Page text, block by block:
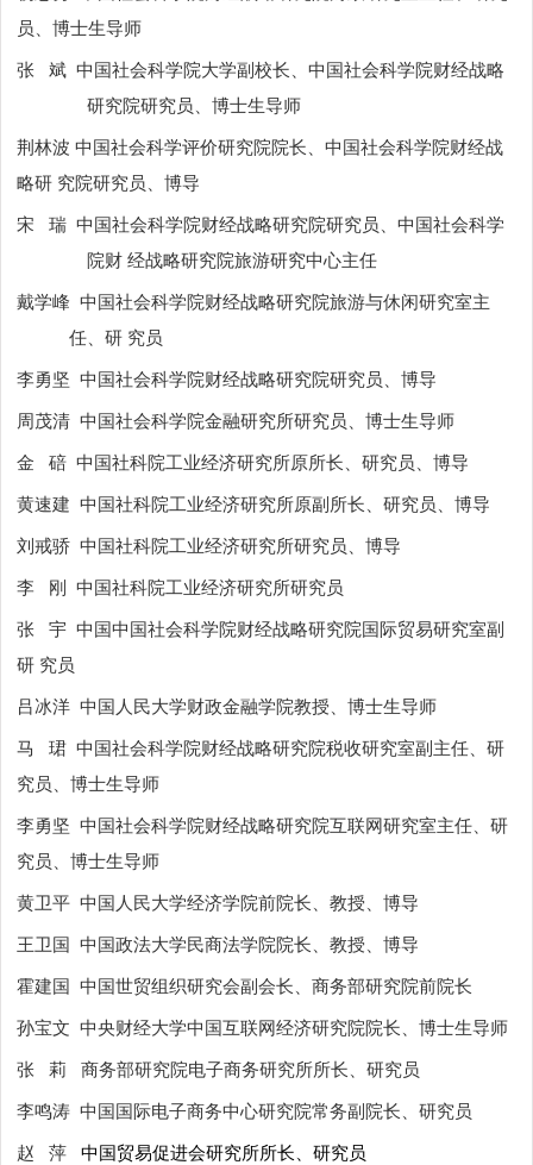
员、博士生导师
张 斌 中国社会科学院大学副校长、中国社会科学院财经战略
研究院研究员、博士生导师
荆林波 中国社会科学评价研究院院长、中国社会科学院财经战
略研 究院研究员、博导
宋 瑞 中国社会科学院财经战略研究院研究员、中国社会科学
院财 经战略研究院旅游研究中心主任
戴学峰 中国社会科学院财经战略研究院旅游与休闲研究室主
任、研 究员
李勇坚 中国社会科学院财经战略研究院研究员、博导
周茂清 中国社会科学院金融研究所研究员、博士生导师
金 碚 中国社科院工业经济研究所原所长、研究员、博导
黄速建 中国社科院工业经济研究所原副所长、研究员、博导
刘戒骄 中国社科院工业经济研究所研究员、博导
李 刚 中国社科院工业经济研究所研究员
张 宇 中国中国社会科学院财经战略研究院国际贸易研究室副
研 究员
吕冰洋 中国人民大学财政金融学院教授、博士生导师
马 珺 中国社会科学院财经战略研究院税收研究室副主任、研
究员、博士生导师
李勇坚 中国社会科学院财经战略研究院互联网研究室主任、研
究员、博士生导师
黄卫平 中国人民大学经济学院前院长、教授、博导
王卫国 中国政法大学民商法学院院长、教授、博导
霍建国 中国世贸组织研究会副会长、商务部研究院前院长
孙宝文 中央财经大学中国互联网经济研究院院长、博士生导师
张 莉 商务部研究院电子商务研究所所长、研究员
李鸣涛 中国国际电子商务中心研究院常务副院长、研究员
赵 萍 中国贸易促进会研究所所长、研究员